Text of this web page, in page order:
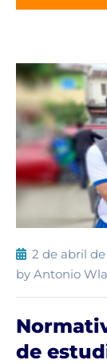
2 de abril
by Antonio
de